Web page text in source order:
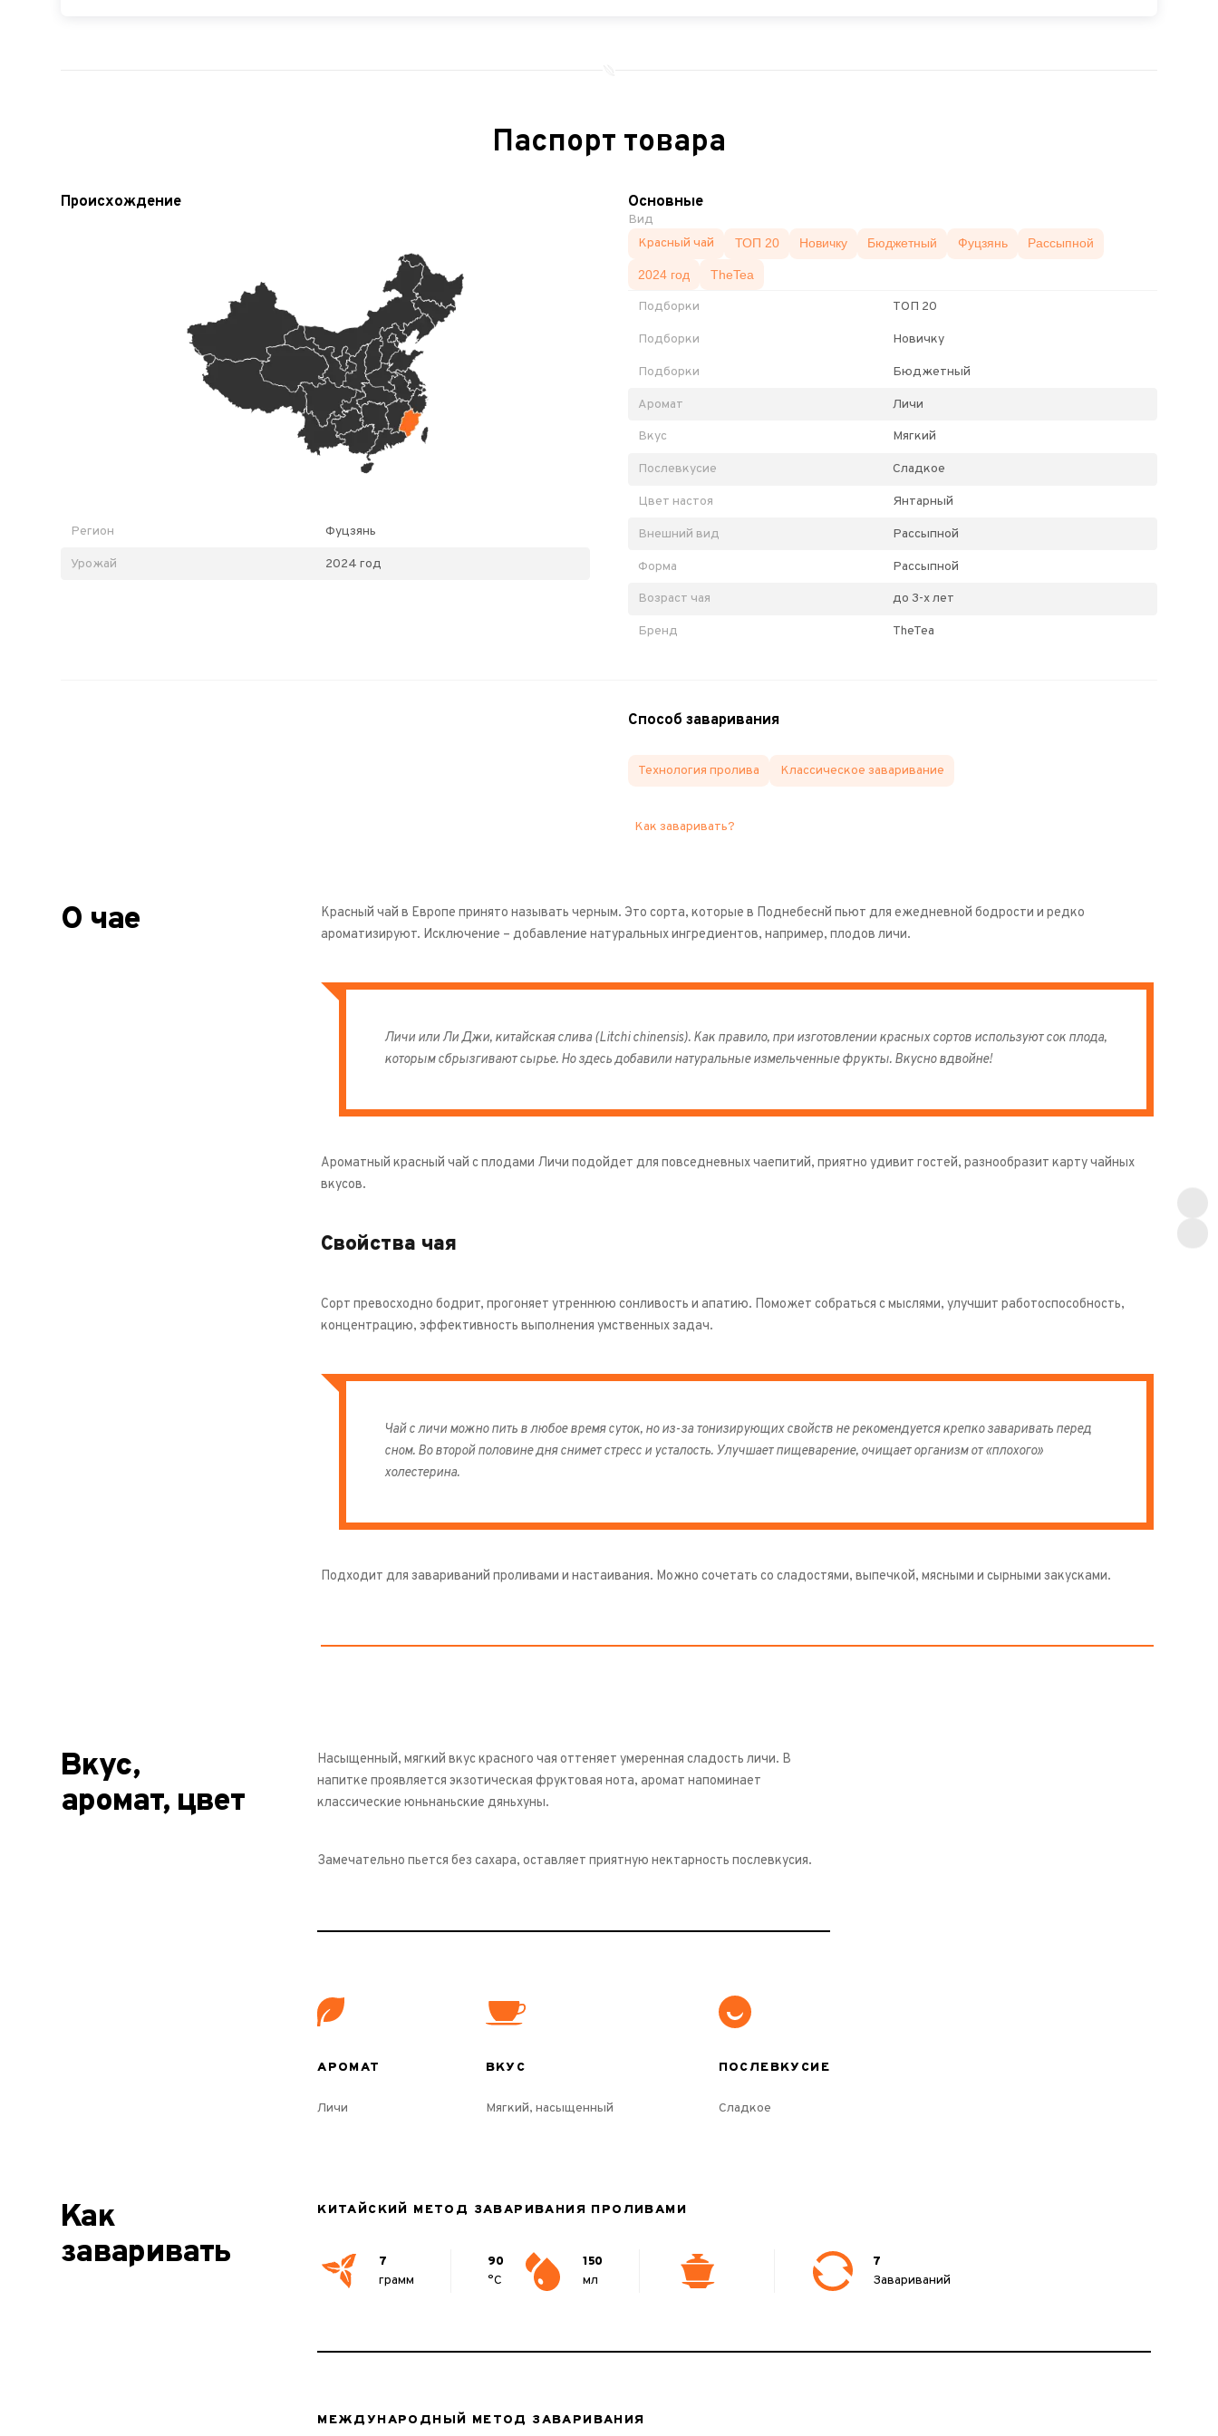
Паспорт товара
Происхождение
Регион Фуцзянь
Урожай 2024 год
Основные
Вид
Красный чай
ТОП 20 Новичку Бюджетный Фуцзянь Рассыпной
2024 год TheTea
Подборки ТОП 20
Подборки Новичку
Подборки Бюджетный
Аромат Личи
Вкус Мягкий
Послевкусие Сладкое
Цвет настоя Янтарный
Внешний вид Рассыпной
Форма Рассыпной
Возраст чая до 3-х лет
Бренд TheTea
Способ заваривания
Технология пролива Классическое заваривание
Как заваривать?
О чае
Красный чай в Европе принято называть черным. Это сорта, которые в Поднебеснй пьют для ежедневной бодрости и редко
ароматизируют. Исключение – добавление натуральных ингредиентов, например, плодов личи.
Личи или Ли Джи, китайская слива (Litchi chinensis). Как правило, при изготовлении красных сортов используют сок плода,
которым сбрызгивают сырье. Но здесь добавили натуральные измельченные фрукты. Вкусно вдвойне!
Ароматный красный чай с плодами Личи подойдет для повседневных чаепитий, приятно удивит гостей, разнообразит карту чайных
вкусов.
Свойства чая
Сорт превосходно бодрит, прогоняет утреннюю сонливость и апатию. Поможет собраться с мыслями, улучшит работоспособность,
концентрацию, эффективность выполнения умственных задач.
Чай с личи можно пить в любое время суток, но из-за тонизирующих свойств не рекомендуется крепко заваривать перед
сном. Во второй половине дня снимет стресс и усталость. Улучшает пищеварение, очищает организм от «плохого»
холестерина.
Подходит для завариваний проливами и настаивания. Можно сочетать со сладостями, выпечкой, мясными и сырными закусками.
Вкус,
аромат, цвет
Насыщенный, мягкий вкус красного чая оттеняет умеренная сладость личи. В
напитке проявляется экзотическая фруктовая нота, аромат напоминает
классические юньнаньские дяньхуны.
Замечательно пьется без сахара, оставляет приятную нектарность послевкусия.
АРОМАТ
Личи
ВКУС
Мягкий, насыщенный
ПОСЛЕВКУСИЕ
Сладкое
Как
заваривать
КИТАЙСКИЙ МЕТОД ЗАВАРИВАНИЯ ПРОЛИВАМИ
7
грамм
90
°C
150
мл
7
Завариваний
МЕЖДУНАРОДНЫЙ МЕТОД ЗАВАРИВАНИЯ